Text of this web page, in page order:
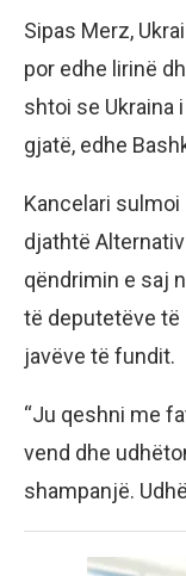
Sipas Merz,
por edhe lirinë
shtoi se Ukraina
gjatë, edhe
Kancelari
djathtë
qëndrimin e saj
të deputetëve të
javëve të fundit.
“Ju qeshni me
vend dhe
shampanjë.